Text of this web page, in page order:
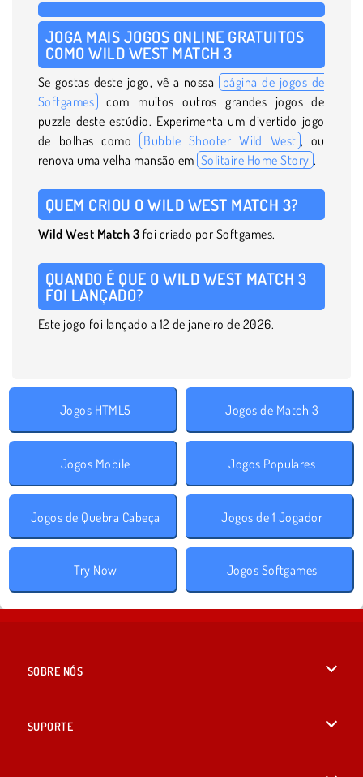
JOGA MAIS JOGOS ONLINE GRATUITOS
COMO WILD WEST MATCH 3
Se gostas deste jogo, vê a nossa
página de jogos de
Softgames
com muitos outros grandes jogos de
puzzle deste estúdio. Experimenta um divertido jogo
de bolhas como Bubble Shooter Wild West , ou
renova uma velha mansão em Solitaire Home Story .
QUEM CRIOU O WILD WEST MATCH 3?
Wild West Match 3 foi criado por Softgames.
QUANDO É QUE O WILD WEST MATCH 3
FOI LANÇADO?
Este jogo foi lançado a 12 de janeiro de 2026.
Jogos HTML5 Jogos de Match 3
Jogos Mobile Jogos Populares
Jogos de Quebra Cabeça Jogos de 1 Jogador
Try Now Jogos Softgames
SOBRE NÓS
SUPORTE